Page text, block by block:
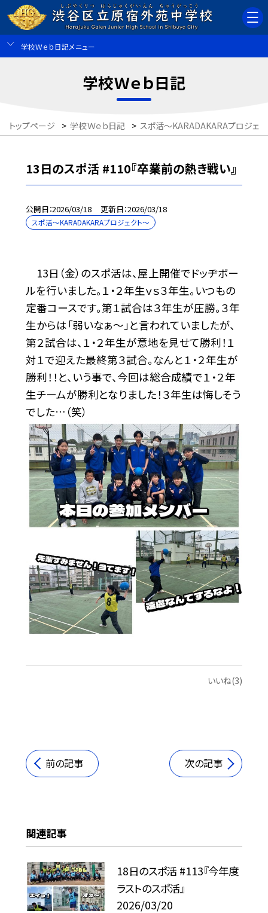
学校Ｗｅｂ日記メニュー
学校Ｗｅｂ日記
トップページ > 学校Ｗｅｂ日記 > スポ活～KARADAKARAプロジェ
13日のスポ活 #110『卒業前の熱き戦い』
公開日 2026/03/18 更新日 2026/03/18
スポ活～KARADAKARAプロジェクト～
13日（金）のスポ活は、屋上開催でドッヂボー
ルを行いました。１・２年生ｖｓ３年生。いつもの
定番コースです。第１試合は３年生が圧勝。３年
生からは「弱いなぁ～」と言われていましたが、
第２試合は、１・２年生が意地を見せて勝利！１
対１で迎えた最終第３試合。なんと１・２年生が
勝利！！と、いう事で、今回は総合成績で１・２年
生チームが勝利となりました！３年生は悔しそう
でした…（笑）
いいね(3)
前の記事 次の記事
関連記事
18日のスポ活 #113『今年度
ラストのスポ活』
2026/03/20